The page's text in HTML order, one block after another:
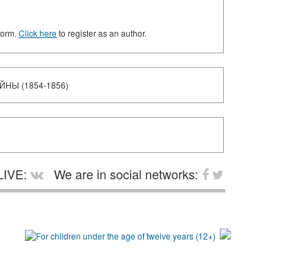
Click hereto register as an author.
(1854-1856)
We are in social networks: